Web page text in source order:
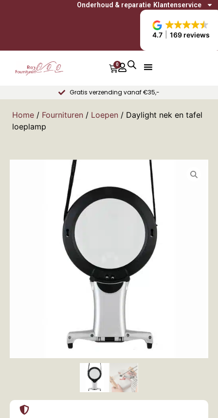
4.7 169 reviews
Onderhoud & reparatie Klantenservice
0
Gratis verzending vanaf €35,-
Home / Fournituren / Loepen / Daylight nek en tafel
loeplamp